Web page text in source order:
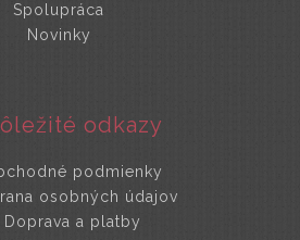
Spolupráca
Novinky
odkazy
podmienky
osobných údajov
Doprava a platby